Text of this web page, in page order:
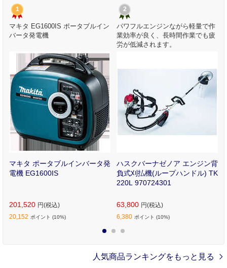
1
マキタ EG1600IS ポータブルイン
バータ発電機
マキタ ポータブルインバータ発
電機 EG1600IS
201,520 円(税込)
20,152 ポイント (10%)
2
パワフルエンジンながら軽量で作
業効率が良く、長時間作業でも疲
労が低減されます。
ハスクバーナゼノア エンジン背
負式刈払機(ループハンドル) TK
220L 970724301
63,800 円(税込)
6,380 ポイント (10%)
人気商品ランキングをもっと見る